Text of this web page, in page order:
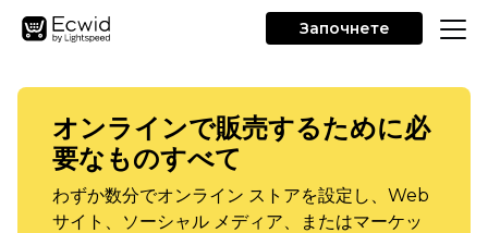
Започнете
オンラインで販売するために必
要なものすべて
わずか数分でオンライン ストアを設定し、Web
サイト、ソーシャル メディア、またはマーケッ